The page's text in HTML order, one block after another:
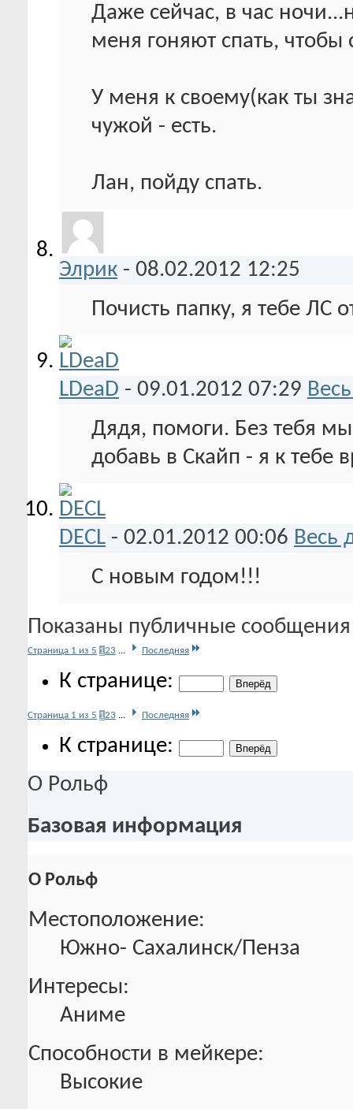
Даже сейчас, в час
меня гоняют спать, чтобы
У меня к своему(как ты
чужой - есть.
Лан, пойду спать.
Элрик - 08.02.2012 12:25
Почисть папку, я тебе ЛС
LDeaD - 09.01.2012 07:29
Дядя, помоги. Без тебя мы
добавь в Скайп - я к тебе
DECL - 02.01.2012 00:06 Весь
С новым годом!!!
Показаны публичные
Страница 1 из 5 1 23 ... Последняя
К странице:
Страница 1 из 5 1 23 ... Последняя
К странице:
О Рольф
Базовая информация
О Рольф
Местоположение:
Южно- Сахалинск/Пенза
Интересы:
Аниме
Способности в мейкере:
Высокие